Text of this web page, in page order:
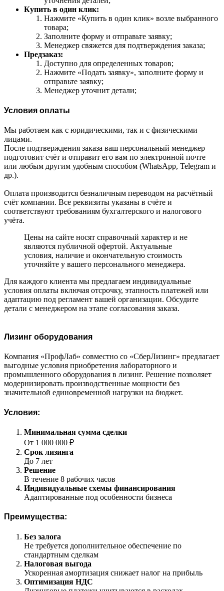
Купить в один клик:
Нажмите «Купить в один клик» возле выбранного
товара;
Заполните форму и отправьте заявку;
Менеджер свяжется для подтверждения заказа;
Предзаказ:
Доступно для определенных товаров;
Нажмите «Подать заявку», заполните форму и
отправьте заявку;
Менеджер уточнит детали;
Условия оплаты
Мы работаем как с юридическими, так и с физическими
лицами.
После подтверждения заказа ваш персональный менеджер
подготовит счёт и отправит его вам по электронной почте
или любым другим удобным способом (WhatsApp, Telegram и
др.).
Оплата производится безналичным переводом на расчётный
счёт компании. Все реквизиты указаны в счёте и
соответствуют требованиям бухгалтерского и налогового
учёта.
Цены на сайте носят справочный характер и не
являются публичной офертой. Актуальные
условия, наличие и окончательную стоимость
уточняйте у вашего персонального менеджера.
Для каждого клиента мы предлагаем индивидуальные
условия оплаты включая отсрочку, этапность платежей или
адаптацию под регламент вашей организации. Обсудите
детали с менеджером на этапе согласования заказа.
Лизинг оборудования
Компания «ПрофЛаб» совместно со «СберЛизинг» предлагает
выгодные условия приобретения лабораторного и
промышленного оборудования в лизинг. Решение позволяет
модернизировать производственные мощности без
значительной единовременной нагрузки на бюджет.
Условия:
Минимальная сумма сделки
От 1 000 000 ₽
Срок лизинга
До 7 лет
Решение
В течение 8 рабочих часов
Индивидуальные схемы финансирования
Адаптированные под особенности бизнеса
Преимущества:
Без залога
Не требуется дополнительное обеспечение по
стандартным сделкам
Налоговая выгода
Ускоренная амортизация снижает налог на прибыль
Оптимизация НДС